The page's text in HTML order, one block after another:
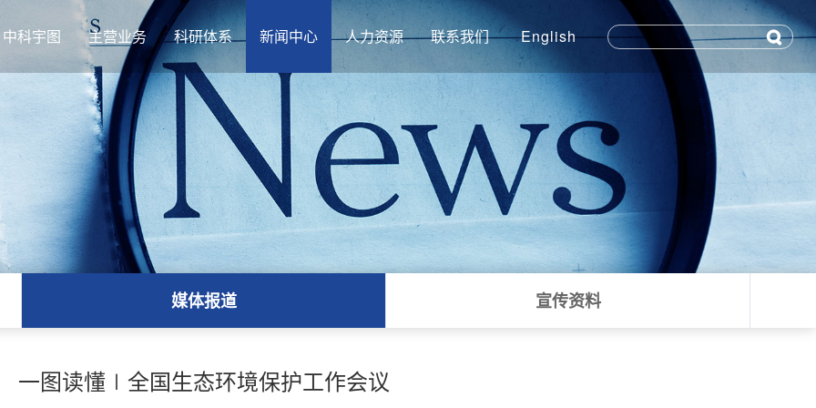
中科宇图 主营业务 科研体系 新闻中心 人力资源 联系我们 English
媒体报道 宣传资料
一图读懂∣全国生态环境保护工作会议